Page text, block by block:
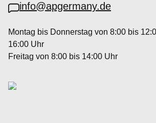
info@apgermany.de
Montag bis Donnerstag von 8:00 bis
16:00 Uhr
Freitag von 8:00 bis 14:00 Uhr